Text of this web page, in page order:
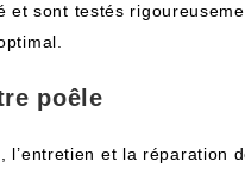
sont testés
poêle
et la